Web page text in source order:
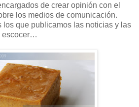
de crear opinión con el
los medios de comunicación.
los que publicamos las noticias y las
escocer…